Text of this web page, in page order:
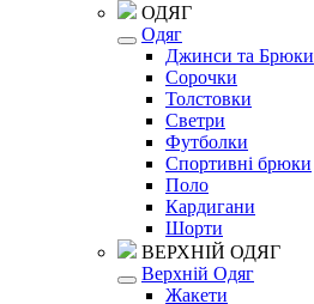
ОДЯГ
Одяг
Джинси та Брюки
Сорочки
Толстовки
Светри
Футболки
Спортивні брюки
Поло
Кардигани
Шорти
ВЕРХНІЙ ОДЯГ
Верхній Одяг
Жакети